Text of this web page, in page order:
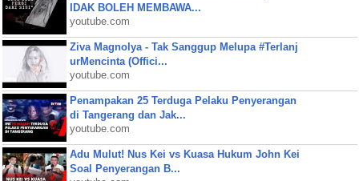
IDAK BOLEH MEMBAWA...
youtube.com
Ziva Magnolya - Tak Sanggup Melupa #Terlanj
urMencinta (Offici...
youtube.com
Penampakan 25 Terduga Pelaku Penyerangan
di Tangerang dan Jak...
youtube.com
Adu Mulut! Nus Kei vs Kuasa Hukum John Kei
Soal Penyerangan B...